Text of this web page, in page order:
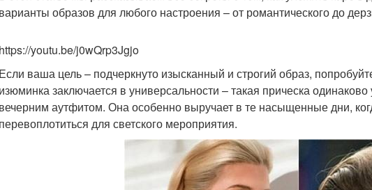
варианты образов для любого настроения – от романтического до
https://youtu.be/j0wQrp3Jgjo
Если ваша цель – подчеркнуто изысканный и строгий образ,
изюминка заключается в универсальности – такая прическа
вечерним аутфитом. Она особенно выручает в те насыщенные дни,
перевоплотиться для светского мероприятия.